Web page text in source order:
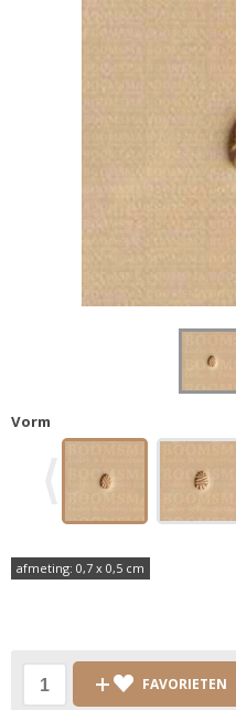
Vorm
afmeting: 0,7 x 0,5 cm
FAVORIETEN